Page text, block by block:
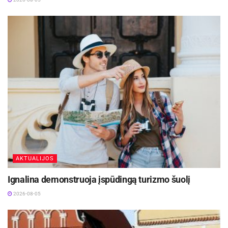
seksualinio smurto;
sukčiavimo;
priekabiavimo ir persekiojimo;
išnaudojimo internete;
kitų nusikalstamų veikų.
Centras teikia kompleksinę pagalbą:
informaciją ir konsultacijas apie nukentėjusiųjų teises
bei galimas apsaugos priemones;
teisinę pagalbą ir konsultacijas;
psichologinę, socialinę pagalbą nukentėjusiems
asmenims bei jų šeimos nariams;
pagalbą ir lydėjimą kreipiantis į policiją, prokuratūrą,
AKTUALIJOS
Ignalina demonstruoja įspūdingą turizmo šuolį
2026-08-05